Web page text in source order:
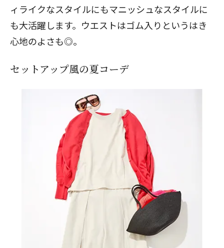
ィライクなスタイルにもマニッシュなスタイルに
も大活躍します。ウエストはゴム入りというはき
心地のよさも◎。
セットアップ風の夏コーデ